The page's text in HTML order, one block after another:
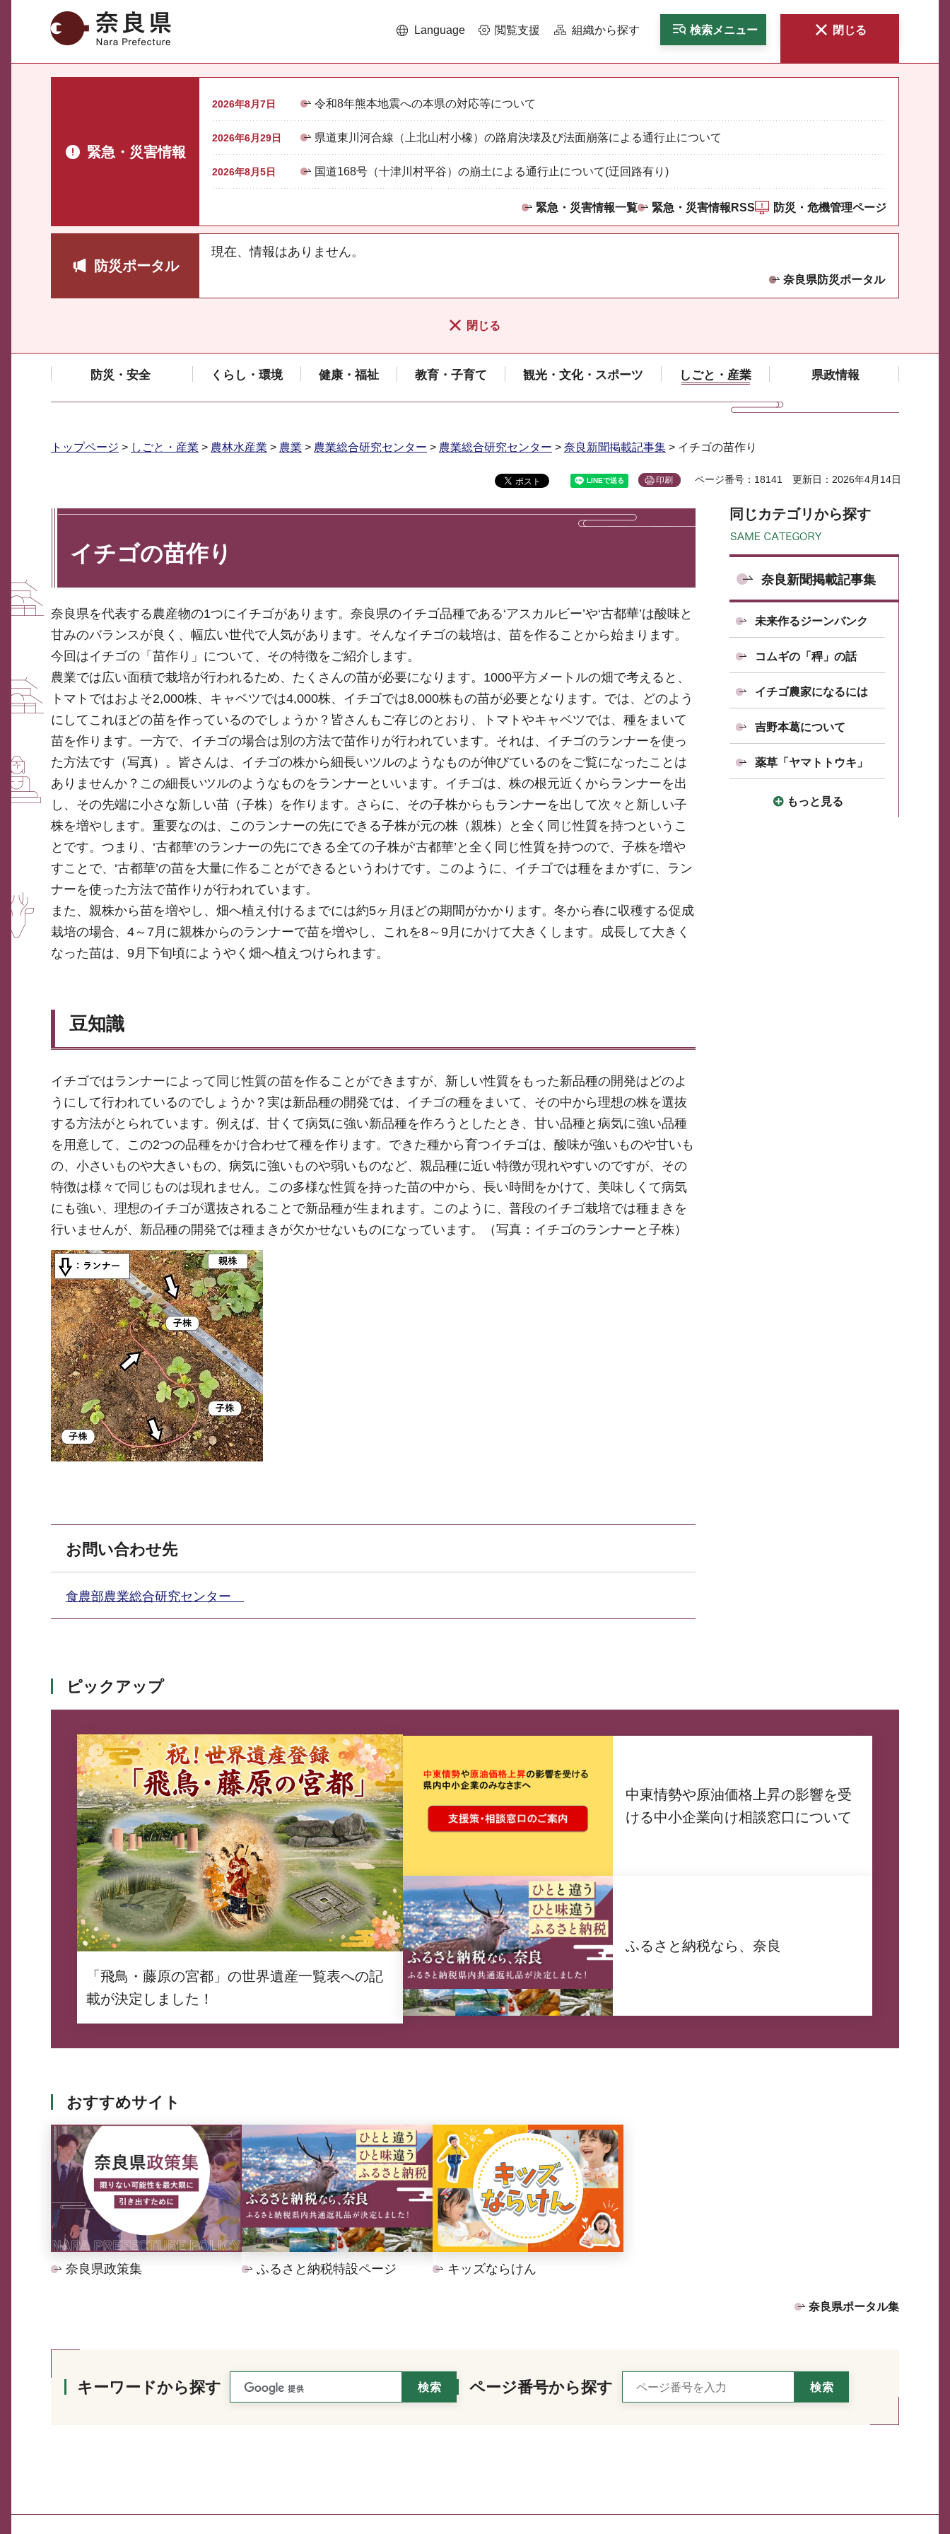
奈良県 Language 閲覧支援 組織から探す 検索メニュー 閉じる
緊急・災害情報
2026年8月7日 令和8年熊本地震への本県の対応等について
2026年6月29日 県道東川河合線（上北山村小橡）の路肩決壊及び法面崩落による通行止について
2026年8月5日 国道168号（十津川村平谷）の崩土による通行止について(迂回路有り)
緊急・災害情報一覧 緊急・災害情報RSS 防災・危機管理ページ
防災ポータル
現在、情報はありません。
奈良県防災ポータル
閉じる
防災・安全 くらし・環境 健康・福祉 教育・子育て 観光・文化・スポーツ しごと・産業 県政情報
トップページ > しごと・産業 > 農林水産業 > 農業 > 農業総合研究センター > 農業総合研究センター > 奈良新聞掲載記事集 > イチゴの苗作り
印刷 ページ番号：18141 更新日：2026年4月14日
イチゴの苗作り
奈良県を代表する農産物の1つにイチゴがあります。奈良県のイチゴ品種である‘アスカルビー’や‘古都華’は酸味と
甘みのバランスが良く、幅広い世代で人気があります。そんなイチゴの栽培は、苗を作ることから始まります。
今回はイチゴの「苗作り」について、その特徴をご紹介します。
農業では広い面積で栽培が行われるため、たくさんの苗が必要になります。1000平方メートルの畑で考えると、
トマトではおよそ2,000株、キャベツでは4,000株、イチゴでは8,000株もの苗が必要となります。では、どのよう
にしてこれほどの苗を作っているのでしょうか？皆さんもご存じのとおり、トマトやキャベツでは、種をまいて
苗を作ります。一方で、イチゴの場合は別の方法で苗作りが行われています。それは、イチゴのランナーを使っ
た方法です（写真）。皆さんは、イチゴの株から細長いツルのようなものが伸びているのをご覧になったことは
ありませんか？この細長いツルのようなものをランナーといいます。イチゴは、株の根元近くからランナーを出
し、その先端に小さな新しい苗（子株）を作ります。さらに、その子株からもランナーを出して次々と新しい子
株を増やします。重要なのは、このランナーの先にできる子株が元の株（親株）と全く同じ性質を持つというこ
とです。つまり、‘古都華’のランナーの先にできる全ての子株が‘古都華’と全く同じ性質を持つので、子株を増や
すことで、‘古都華’の苗を大量に作ることができるというわけです。このように、イチゴでは種をまかずに、ラン
ナーを使った方法で苗作りが行われています。
また、親株から苗を増やし、畑へ植え付けるまでには約5ヶ月ほどの期間がかかります。冬から春に収穫する促成
栽培の場合、4～7月に親株からのランナーで苗を増やし、これを8～9月にかけて大きくします。成長して大きく
なった苗は、9月下旬頃にようやく畑へ植えつけられます。
豆知識
イチゴではランナーによって同じ性質の苗を作ることができますが、新しい性質をもった新品種の開発はどのよ
うにして行われているのでしょうか？実は新品種の開発では、イチゴの種をまいて、その中から理想の株を選抜
する方法がとられています。例えば、甘くて病気に強い新品種を作ろうとしたとき、甘い品種と病気に強い品種
を用意して、この2つの品種をかけ合わせて種を作ります。できた種から育つイチゴは、酸味が強いものや甘いも
の、小さいものや大きいもの、病気に強いものや弱いものなど、親品種に近い特徴が現れやすいのですが、その
特徴は様々で同じものは現れません。この多様な性質を持った苗の中から、長い時間をかけて、美味しくて病気
にも強い、理想のイチゴが選抜されることで新品種が生まれます。このように、普段のイチゴ栽培では種まきを
行いませんが、新品種の開発では種まきが欠かせないものになっています。（写真：イチゴのランナーと子株）
お問い合わせ先
食農部農業総合研究センター
同じカテゴリから探す
奈良新聞掲載記事集
未来作るジーンバンク
コムギの「稈」の話
イチゴ農家になるには
吉野本葛について
薬草「ヤマトトウキ」
もっと見る
ピックアップ
「飛鳥・藤原の宮都」の世界遺産一覧表への記
載が決定しました！
中東情勢や原油価格上昇の影響を受
ける中小企業向け相談窓口について
ふるさと納税なら、奈良
おすすめサイト
奈良県政策集 ふるさと納税特設ページ キッズならけん
奈良県ポータル集
キーワードから探す ページ番号から探す